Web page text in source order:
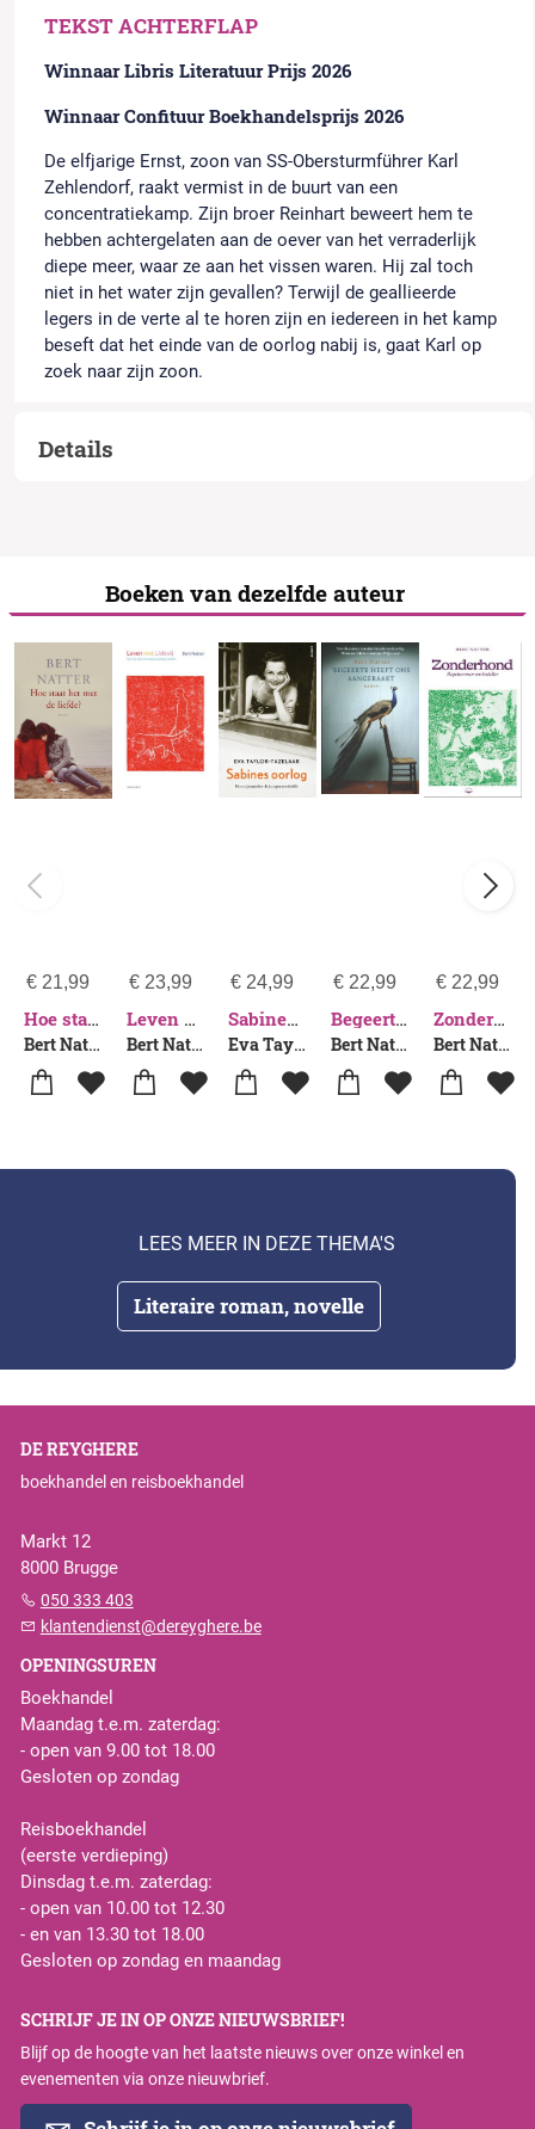
TEKST ACHTERFLAP
Winnaar Libris Literatuur Prijs 2026
Winnaar Confituur Boekhandelsprijs 2026
De elfjarige Ernst, zoon van SS-Obersturmführer Karl
Zehlendorf, raakt vermist in de buurt van een
concentratiekamp. Zijn broer Reinhart beweert hem te
hebben achtergelaten aan de oever van het verraderlijk
diepe meer, waar ze aan het vissen waren. Hij zal toch
niet in het water zijn gevallen? Terwijl de geallieerde
legers in de verte al te horen zijn en iedereen in het kamp
beseft dat het einde van de oorlog nabij is, gaat Karl op
zoek naar zijn zoon.
Details
Boeken van dezelfde auteur
€21,99
Hoe staat het met de liefde?
Bert Natter
€23,99
Leven met Lidewij
Bert Natter
€ 24,99
Sabines oorlog
Eva Taylor-Tazelaar
€ 22,99
Begeerte heeft ons aangeraakt
Bert Natter
€22,99
Zonderhond
Bert Natter
Literaire roman, novelle
LEES MEER IN DEZE THEMA'S
DE REYGHERE
boekhandel en reisboekhandel
Markt 12
8000 Brugge
050 333 403
klantendienst@dereyghere.be
OPENINGSUREN
Boekhandel
Maandag t.e.m. zaterdag:
- open van 9.00 tot 18.00
Gesloten op zondag
Reisboekhandel
(eerste verdieping)
Dinsdag t.e.m. zaterdag:
- open van 10.00 tot 12.30
- en van 13.30 tot 18.00
Gesloten op zondag en maandag
SCHRIJF JE IN OP ONZE NIEUWSBRIEF!
Blijf op de hoogte van het laatste nieuws over onze winkel en
evenementen via onze nieuwbrief.